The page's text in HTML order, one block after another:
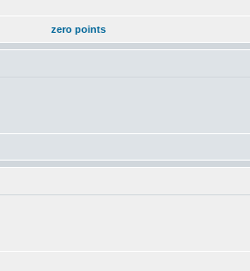
zero points